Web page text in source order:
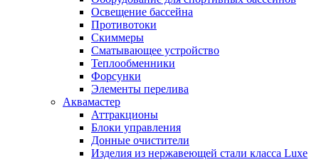
Освещение бассейна
Противотоки
Скиммеры
Сматывающее устройство
Теплообменники
Форсунки
Элементы перелива
Аквамастер
Аттракционы
Блоки управления
Донные очистители
Изделия из нержавеющей стали класса Luxe